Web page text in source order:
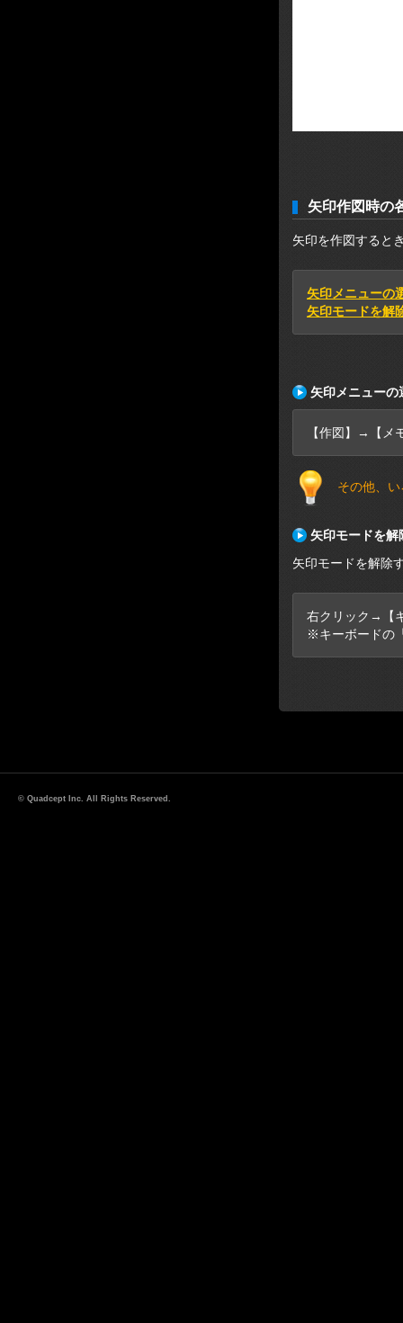
矢印作図時の
矢印を作図すると
矢印メニューの
矢印モードを解
矢印メニューの
【作図】→【メ
その他、
矢印モードを解
矢印モードを解除
右クリック→【
※キーボードの
© Quadcept Inc. All Rights Reserved.